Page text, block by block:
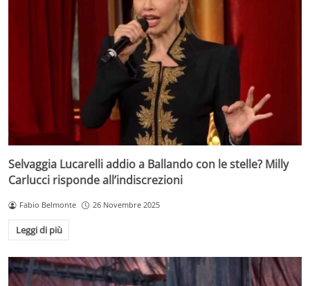
Selvaggia Lucarelli addio a Ballando con le stelle? Milly
Carlucci risponde all’indiscrezioni
Fabio Belmonte 26 Novembre 2025
Leggi di più